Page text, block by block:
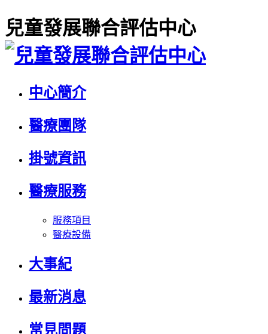
兒童發展聯合評估中心
中心簡介
醫療團隊
掛號資訊
醫療服務
服務項目
醫療設備
大事紀
最新消息
常見問題